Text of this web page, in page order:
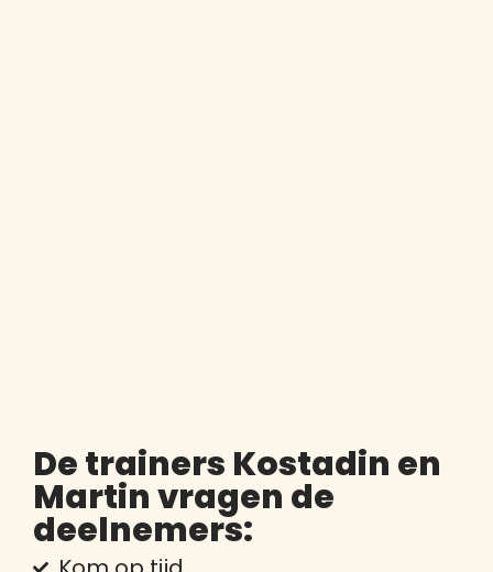
De trainers Kostadin en
Martin vragen de
deelnemers: